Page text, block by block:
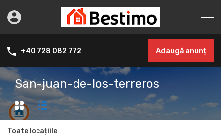
+40 728 082 772 Adaugă anunț
San-juan-de-los-terreros
Toate locațiile